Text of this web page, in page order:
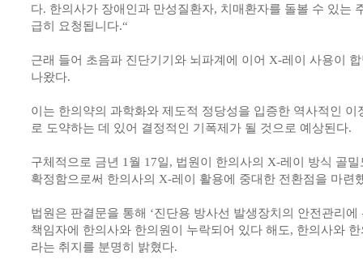
다. 한의사가 장애인과 만성질환자, 치매환자를 돌볼 수 있는
급히 요청됩니다.“
근래 들어 초음파 진단기기와 뇌파계에 이어 X-레이 사용이
나왔다.
이는 한의약의 과학화와 제도적 정당성을 입증한 역사적인
로 도약하는 데 있어 결정적인 기폭제가 될 것으로 예상된다.
구체적으로 금년 1월 17일, 법원이 한의사의 X-레이 방식 골
확정함으로써 한의사의 X-레이 활용에 중대한 전환점을 마련
법원은 판결문을 통해 ‘진단용 방사선 발생장치의 안전관리
책임자에 한의사와 한의원이 누락되어 있다 해도, 한의사와
라는 취지를 분명히 밝혔다.